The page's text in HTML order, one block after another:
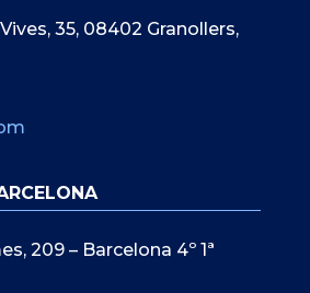
35, 08402 Granollers,
209 – Barcelona 4º 1ª